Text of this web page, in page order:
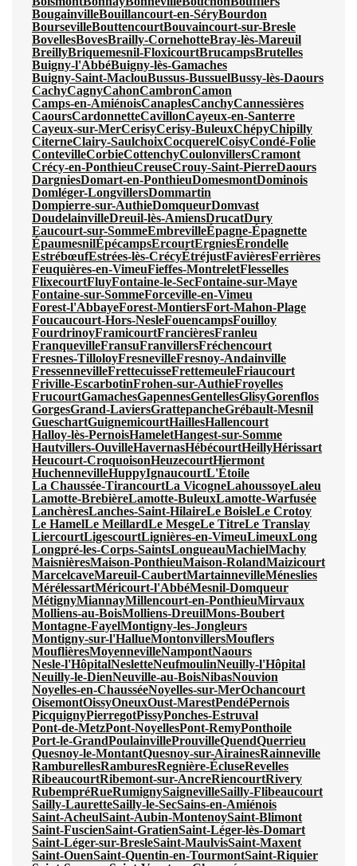
BougainvilleBouillancourt-en-SéryBourdon
BoursevilleBouttencourtBouvaincourt-sur-Bresle
BovellesBovesBrailly-CornehotteBray-lès-Mareuil
BreillyBriquemesnil-FloxicourtBrucampsBrutelles
Buigny-l'AbbéBuigny-lès-Gamaches
Buigny-Saint-MaclouBussus-BussuelBussy-lès-Daours
CachyCagnyCahonCambronCamon
Camps-en-AmiénoisCanaplesCanchyCannessières
CaoursCardonnetteCavillonCayeux-en-Santerre
Cayeux-sur-MerCerisyCerisy-BuleuxChépyChipilly
CiterneClairy-SaulchoixCocquerelCoisyCondé-Folie
ContevilleCorbieCottenchyCoulonvillersCramont
Crécy-en-PonthieuCreuseCrouy-Saint-PierreDaours
DargniesDomart-en-PonthieuDomesmontDominois
Domléger-LongvillersDommartin
Dompierre-sur-AuthieDomqueurDomvast
DoudelainvilleDreuil-lès-AmiensDrucatDury
Eaucourt-sur-SommeEmbrevilleÉpagne-Épagnette
ÉpaumesnilÉpécampsErcourtErgniesÉrondelle
EstrébœufEstrées-lès-CrécyÉtréjustFavièresFerrières
Feuquières-en-VimeuFieffes-MontreletFlesselles
FlixecourtFluyFontaine-le-SecFontaine-sur-Maye
Fontaine-sur-SommeForceville-en-Vimeu
Forest-l'AbbayeForest-MontiersFort-Mahon-Plage
Foucaucourt-Hors-NesleFouencampsFouilloy
FourdrinoyFramicourtFrancièresFranleu
FranquevilleFransuFranvillersFréchencourt
Fresnes-TilloloyFresnevilleFresnoy-Andainville
FressennevilleFrettecuisseFrettemeuleFriaucourt
Friville-EscarbotinFrohen-sur-AuthieFroyelles
FrucourtGamachesGapennesGentellesGlisyGorenflos
GorgesGrand-LaviersGrattepancheGrébault-Mesnil
GueschartGuignemicourtHaillesHallencourt
Halloy-lès-PernoisHameletHangest-sur-Somme
Hautvillers-OuvilleHavernasHébécourtHeillyHérissart
Heucourt-CroquoisonHeuzecourtHiermont
HuchennevilleHuppyIgnaucourtL'Étoile
La Chaussée-TirancourtLa VicogneLahoussoyeLaleu
Lamotte-BrebièreLamotte-BuleuxLamotte-Warfusée
LanchèresLanches-Saint-HilaireLe BoisleLe Crotoy
Le HamelLe MeillardLe MesgeLe TitreLe Translay
LiercourtLigescourtLignières-en-VimeuLimeuxLong
Longpré-les-Corps-SaintsLongueauMachielMachy
MaisnièresMaison-PonthieuMaison-RolandMaizicourt
MarcelcaveMareuil-CaubertMartainnevilleMéneslies
MérélessartMéricourt-l'AbbéMesnil-Domqueur
MétignyMiannayMillencourt-en-PonthieuMirvaux
Molliens-au-BoisMolliens-DreuilMons-Boubert
Montagne-FayelMontigny-les-Jongleurs
Montigny-sur-l'HallueMontonvillersMouflers
MouflièresMoyennevilleNampontNaours
Nesle-l'HôpitalNesletteNeufmoulinNeuilly-l'Hôpital
Neuilly-le-DienNeuville-au-BoisNibasNouvion
Noyelles-en-ChausséeNoyelles-sur-MerOchancourt
OisemontOissyOneuxOust-MarestPendéPernois
PicquignyPierregotPissyPonches-Estruval
Pont-de-MetzPont-NoyellesPont-RemyPonthoile
Port-le-GrandPoulainvilleProuvilleQuendQuerrieu
Quesnoy-le-MontantQuesnoy-sur-AirainesRainneville
RamburellesRamburesRegnière-ÉcluseRevelles
RibeaucourtRibemont-sur-AncreRiencourtRivery
RubempréRueRumignySaignevilleSailly-Flibeaucourt
Sailly-LauretteSailly-le-SecSains-en-Amiénois
Saint-AcheulSaint-Aubin-MontenoySaint-Blimont
Saint-FuscienSaint-GratienSaint-Léger-lès-Domart
Saint-Léger-sur-BresleSaint-MaulvisSaint-Maxent
Saint-OuenSaint-Quentin-en-TourmontSaint-Riquier